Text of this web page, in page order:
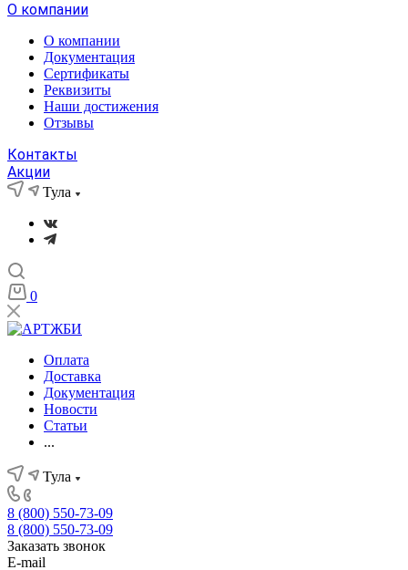
О компании
О компании
Документация
Сертификаты
Реквизиты
Наши достижения
Отзывы
Контакты
Акции
Тула
0
Оплата
Доставка
Документация
Новости
Статьи
...
Тула
8 (800) 550-73-09
8 (800) 550-73-09
Заказать звонок
E-mail